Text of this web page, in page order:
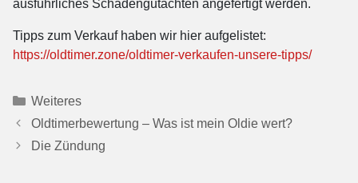
ausführliches Schadengutachten angefertigt werden.
Tipps zum Verkauf haben wir hier aufgelistet:
https://oldtimer.zone/oldtimer-verkaufen-unsere-tipps/
Kategorien
Weiteres
Oldtimerbewertung – Was ist mein Oldie wert?
Die Zündung